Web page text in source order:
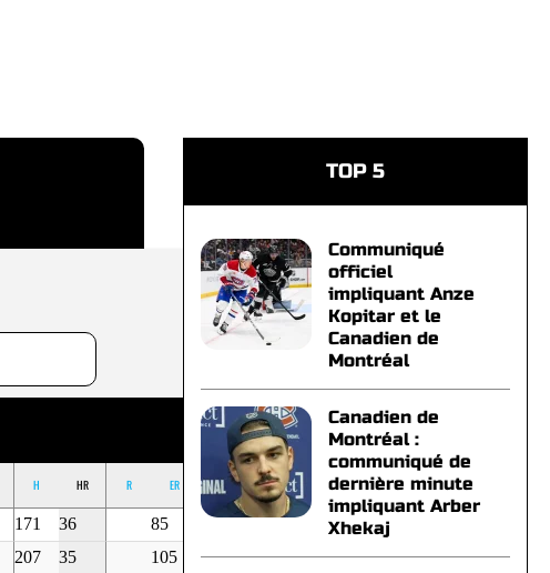
H HR R ER BB K ERA
171 36 85 54 171 0 -
207 35 105 71 177 0 -
TOP 5
Communiqué
officiel
impliquant Anze
Kopitar et le
Canadien de
Montréal
Canadien de
Montréal :
communiqué de
dernière minute
impliquant Arber
Xhekaj